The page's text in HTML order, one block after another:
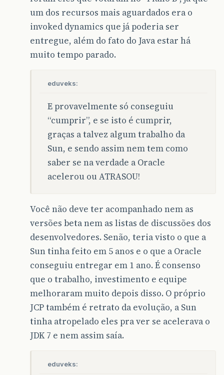
um dos recursos mais aguardados era o
invoked dynamics que já poderia ser
entregue, além do fato do Java estar há
muito tempo parado.
eduveks:
E provavelmente só conseguiu
“cumprir”, e se isto é cumprir,
graças a talvez algum trabalho da
Sun, e sendo assim nem tem como
saber se na verdade a Oracle
acelerou ou ATRASOU!
Você não deve ter acompanhado nem as
versões beta nem as listas de discussões dos
desenvolvedores. Senão, teria visto o que a
Sun tinha feito em 5 anos e o que a Oracle
conseguiu entregar em 1 ano. É consenso
que o trabalho, investimento e equipe
melhoraram muito depois disso. O próprio
JCP também é retrato da evolução, a Sun
tinha atropelado eles pra ver se acelerava o
JDK 7 e nem assim saía.
eduveks: